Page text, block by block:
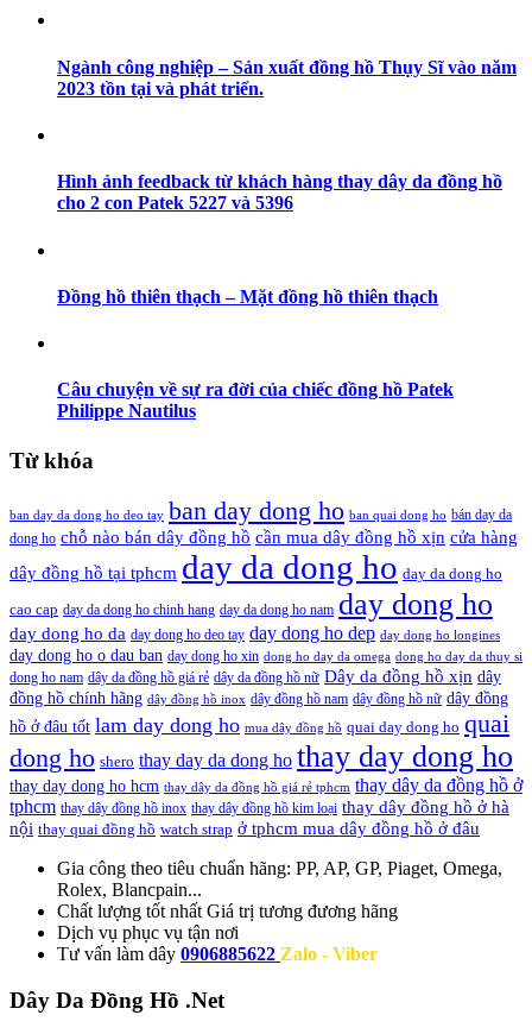
Ngành công nghiệp – Sản xuất đồng hồ Thụy Sĩ vào năm
2023 tồn tại và phát triển.
Hình ảnh feedback từ khách hàng thay dây da đồng hồ
cho 2 con Patek 5227 và 5396
Đồng hồ thiên thạch – Mặt đồng hồ thiên thạch
Câu chuyện về sự ra đời của chiếc đồng hồ Patek
Philippe Nautilus
Từ khóa
ban day da dong ho deo tay ban day dong ho ban quai dong ho bán day da
dong ho chỗ nào bán dây đồng hồ cần mua dây đồng hồ xịn cửa hàng
dây đồng hồ tại tphcm day da dong ho day da dong ho
cao cap day da dong ho chinh hang day da dong ho nam day dong ho
day dong ho da day dong ho deo tay day dong ho dep day dong ho longines
day dong ho o dau ban day dong ho xin dong ho day da omega dong ho day da thuy si
dong ho nam dây da đồng hồ giá rẻ dây da đồng hồ nữ Dây da đồng hồ xịn dây
đồng hồ chính hãng dây đồng hồ inox dây đồng hồ nam dây đồng hồ nữ dây đồng
hồ ở đâu tốt lam day dong ho mua dây đồng hồ quai day dong ho quai
dong ho shero thay day da dong ho thay day dong ho
thay day dong ho hcm thay dây da đồng hồ giá rẻ tphcm thay dây da đồng hồ ở
tphcm thay dây đồng hồ inox thay dây đồng hồ kim loại thay dây đồng hồ ở hà
nội thay quai đồng hồ watch strap ở tphcm mua dây đồng hồ ở đâu
Gia công theo tiêu chuẩn hãng: PP, AP, GP, Piaget, Omega,
Rolex, Blancpain...
Chất lượng tốt nhất Giá trị tương đương hãng
Dịch vụ phục vụ tận nơi
Tư vấn làm dây 0906885622 Zalo - Viber
Dây Da Đồng Hồ .Net